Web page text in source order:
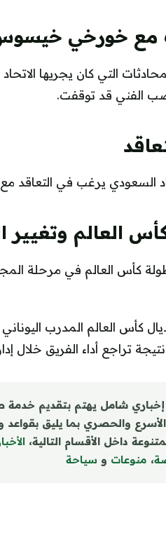
مع خورخي
التي كان يجريها
الفني قد توقفت.
السعودي يرغب في
العالم وتغيير
كأس العالم في مرحلة
كأس العالم المدرب
تراجع أداء الفريق خلال
شامل يهتم بتقديم خدمة
والأسرع والحصري بما يليق
داخل الأقسام التالية،
، منوعات و سياحة